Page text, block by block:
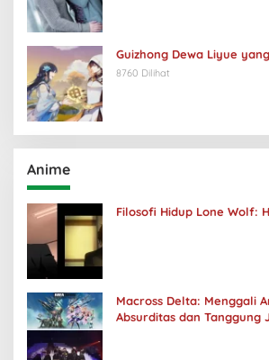
Guizhong Dewa Liyue
8760 Dilihat
Anime
Filosofi Hidup Lone Wolf:
Macross Delta: Menggali
Absurditas dan Tanggung